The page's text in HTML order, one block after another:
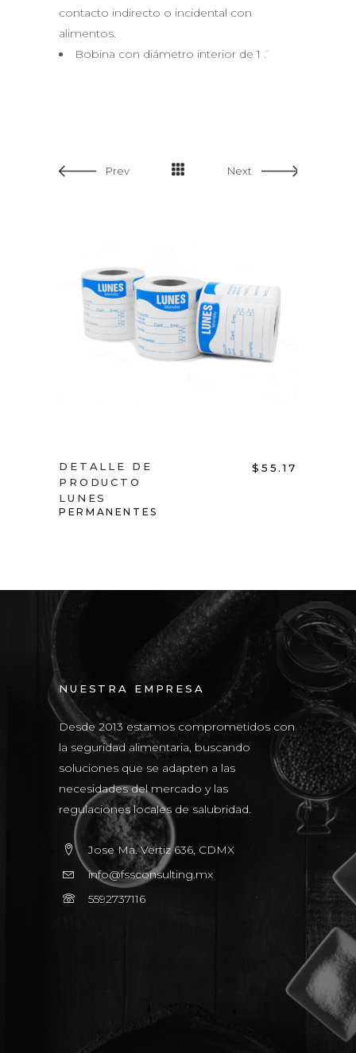
contacto indirecto o incidental con
alimentos.
Bobina con diámetro interior de 1 ̈.
Prev Next
ADD TO CART
DETALLE DE
PRODUCTO
LUNES
$ 55.17
PERMANENTES
NUESTRA EMPRESA
Desde 2013 estamos comprometidos con
la seguridad alimentaria, buscando
soluciones que se adapten a las
necesidades del mercado y las
regulaciones locales de salubridad.
Jose Ma. Vertiz 636, CDMX
info@fssconsulting.mx
5592737116